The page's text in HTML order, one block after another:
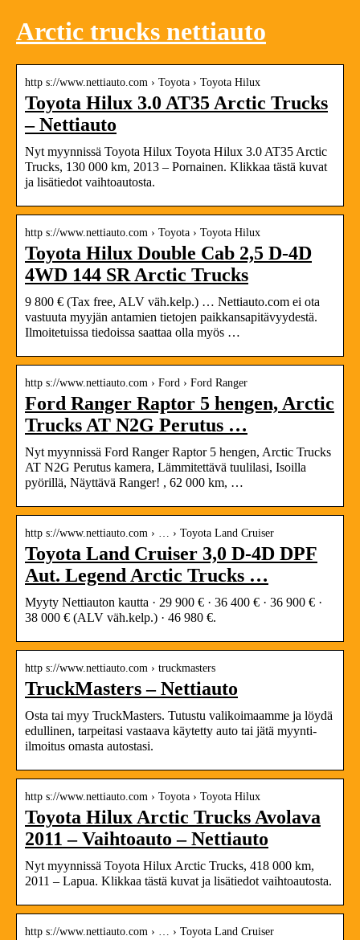
Arctic trucks nettiauto
http s://www.nettiauto.com › Toyota › Toyota Hilux
Toyota Hilux 3.0 AT35 Arctic Trucks
– Nettiauto
Nyt myynnissä Toyota Hilux Toyota Hilux 3.0 AT35 Arctic
Trucks, 130 000 km, 2013 – Pornainen. Klikkaa tästä kuvat
ja lisätiedot vaihtoautosta.
http s://www.nettiauto.com › Toyota › Toyota Hilux
Toyota Hilux Double Cab 2,5 D-4D
4WD 144 SR Arctic Trucks
9 800 € (Tax free, ALV väh.kelp.) … Nettiauto.com ei ota
vastuuta myyjän antamien tietojen paikkansapitävyydestä.
Ilmoitetuissa tiedoissa saattaa olla myös …
http s://www.nettiauto.com › Ford › Ford Ranger
Ford Ranger Raptor 5 hengen, Arctic
Trucks AT N2G Perutus …
Nyt myynnissä Ford Ranger Raptor 5 hengen, Arctic Trucks
AT N2G Perutus kamera, Lämmitettävä tuulilasi, Isoilla
pyörillä, Näyttävä Ranger! , 62 000 km, …
http s://www.nettiauto.com › … › Toyota Land Cruiser
Toyota Land Cruiser 3,0 D-4D DPF
Aut. Legend Arctic Trucks …
Myyty Nettiauton kautta · 29 900 € · 36 400 € · 36 900 € ·
38 000 € (ALV väh.kelp.) · 46 980 €.
http s://www.nettiauto.com › truckmasters
TruckMasters – Nettiauto
Osta tai myy TruckMasters. Tutustu valikoimaamme ja löydä
edullinen, tarpeitasi vastaava käytetty auto tai jätä myynti-
ilmoitus omasta autostasi.
http s://www.nettiauto.com › Toyota › Toyota Hilux
Toyota Hilux Arctic Trucks Avolava
2011 – Vaihtoauto – Nettiauto
Nyt myynnissä Toyota Hilux Arctic Trucks, 418 000 km,
2011 – Lapua. Klikkaa tästä kuvat ja lisätiedot vaihtoautosta.
http s://www.nettiauto.com › … › Toyota Land Cruiser